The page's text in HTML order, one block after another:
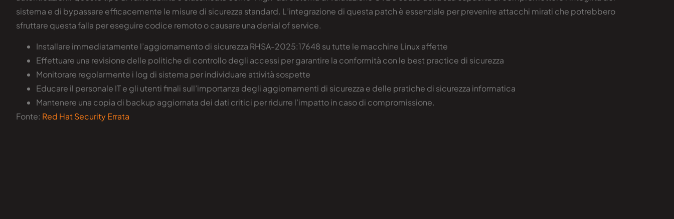
sistema e di bypassare efficacemente le misure di sicurezza standard. L’integrazione di questa patch è essenziale per prevenire attacchi mirati che potrebbero
sfruttare questa falla per eseguire codice remoto o causare una denial of service.
Installare immediatamente l’aggiornamento di sicurezza RHSA-2025:17648 su tutte le macchine Linux affette
Effettuare una revisione delle politiche di controllo degli accessi per garantire la conformità con le best practice di sicurezza
Monitorare regolarmente i log di sistema per individuare attività sospette
Educare il personale IT e gli utenti finali sull’importanza degli aggiornamenti di sicurezza e delle pratiche di sicurezza informatica
Mantenere una copia di backup aggiornata dei dati critici per ridurre l’impatto in caso di compromissione.
Fonte: Red Hat Security Errata